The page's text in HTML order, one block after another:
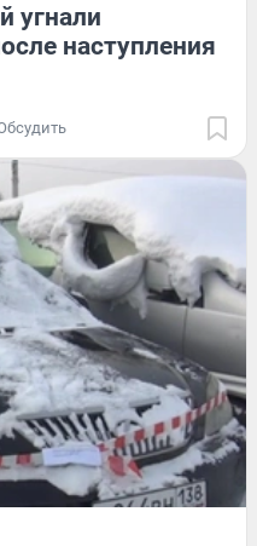
угнали
наступления